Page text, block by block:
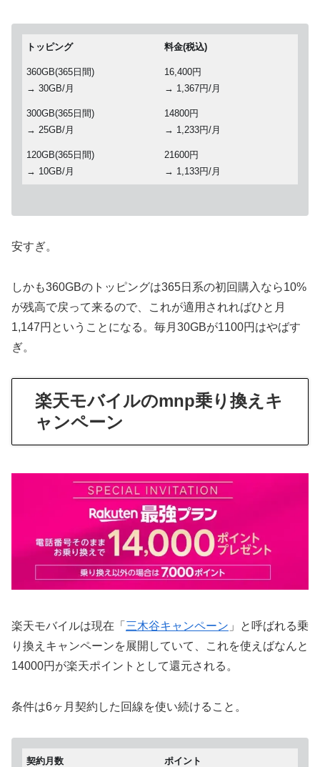
トッピング 料金(税込)
360GB(365日間)
→ 30GB/月
16,400円
→ 1,367円/月
300GB(365日間)
→ 25GB/月
14800円
→ 1,233円/月
120GB(365日間)
→ 10GB/月
21600円
→ 1,133円/月
安すぎ。
しかも360GBのトッピングは365日系の初回購入なら10%
が残高で戻って来るので、これが適用されればひと月
1,147円ということになる。毎月30GBが1100円はやばす
ぎ。
楽天モバイルのmnp乗り換えキ
ャンペーン
楽天モバイルは現在「 三木谷キャンペーン 」と呼ばれる乗
り換えキャンペーンを展開していて、これを使えばなんと
14000円が楽天ポイントとして還元される。
条件は6ヶ月契約した回線を使い続けること。
契約月数 ポイント